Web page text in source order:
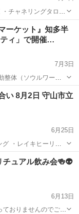
チャネリングタロッ
オンライン
ーケット』知多半
ィ」で開催…
7月3日
整体（ソウルワーカ
商業施設
い 8月2日 守山市立
6月25日
・レイキヒーリン
ェ
ュアル飲み会🍻👽
6月13日
ておりませんのでご了